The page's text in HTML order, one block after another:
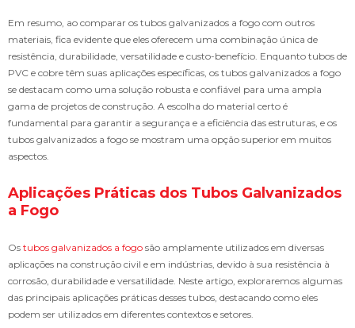
Em resumo, ao comparar os tubos galvanizados a fogo com outros
materiais, fica evidente que eles oferecem uma combinação única de
resistência, durabilidade, versatilidade e custo-benefício. Enquanto tubos de
PVC e cobre têm suas aplicações específicas, os tubos galvanizados a fogo
se destacam como uma solução robusta e confiável para uma ampla
gama de projetos de construção. A escolha do material certo é
fundamental para garantir a segurança e a eficiência das estruturas, e os
tubos galvanizados a fogo se mostram uma opção superior em muitos
aspectos.
Aplicações Práticas dos Tubos Galvanizados
a Fogo
Os tubos galvanizados a fogo são amplamente utilizados em diversas
aplicações na construção civil e em indústrias, devido à sua resistência à
corrosão, durabilidade e versatilidade. Neste artigo, exploraremos algumas
das principais aplicações práticas desses tubos, destacando como eles
podem ser utilizados em diferentes contextos e setores.